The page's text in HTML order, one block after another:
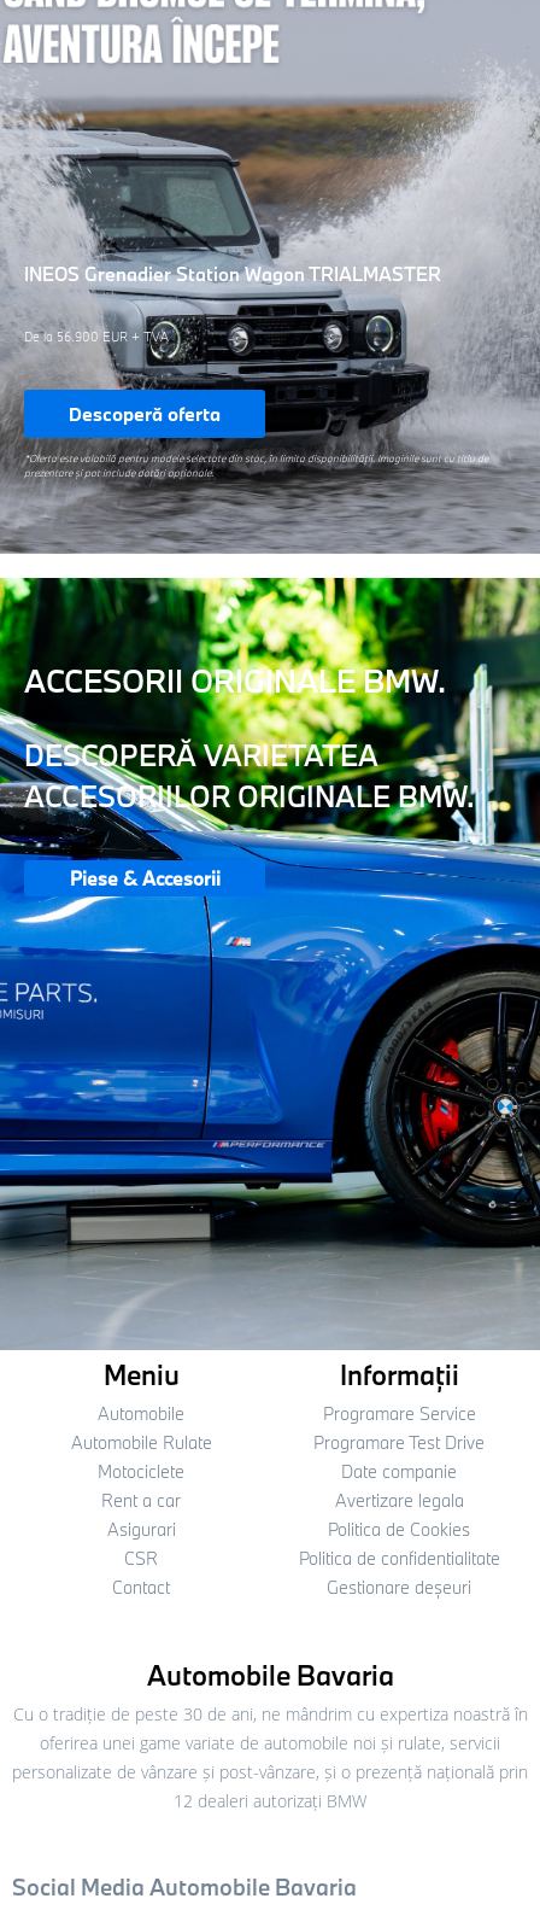
INEOS Grenadier Station Wagon TRIALMASTER
De la 56.900 EUR + TVA
Descoperă oferta
*Oferta este valabilă pentru modele selectate din stoc, în limita disponibilității.Imaginile sunt cu titlu de
prezentare și pot include dotări opționale.
ACCESORII ORIGINALE BMW.
DESCOPERĂ VARIETATEA
ACCESORIILOR ORIGINALE BMW.
Piese & Accesorii
Meniu
Automobile
Automobile Rulate
Motociclete
Rent a car
Asigurari
CSR
Contact
Informații
Programare Service
Programare Test Drive
Date companie
Avertizare legala
Politica de Cookies
Politica de confidentialitate
Gestionare deșeuri
Automobile Bavaria
Cu o tradiție de peste 30 de ani, ne mândrim cu expertiza noastră în
oferirea unei game variate de automobile noi și rulate, servicii
personalizate de vânzare și post-vânzare, și o prezență națională prin
12 dealeri autorizați BMW
Social Media Automobile Bavaria